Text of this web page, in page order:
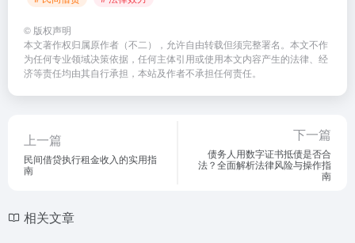
© 版权声明
本文著作权归属原作者（不二），允许自由转载但须完整署名。本文不作
为任何专业领域决策依据，任何主体引用或使用本文内容产生的法律、经
济等责任均由其自行承担，本站及作者不承担任何责任。
上一篇
民间借贷执行租金收入的实用指
南
下一篇
债务人用数字证书抵债是否合
法？全面解析法律风险与操作指
南
相关文章